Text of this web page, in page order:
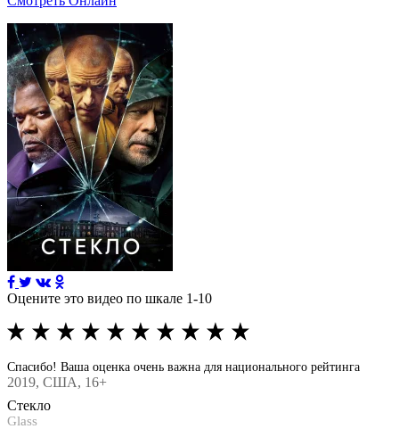
Оцените это видео по шкале 1-10
Спасибо! Ваша оценка очень важна для национального рейтинга
2019, США, 16+
Стекло
Glass